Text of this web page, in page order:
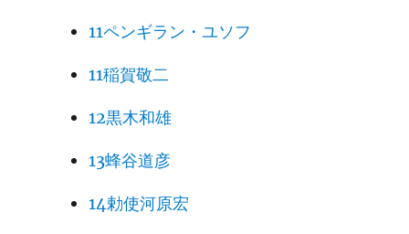
11ペンギラン・ユソフ
11稲賀敬二
12黒木和雄
13蜂谷道彦
14勅使河原宏